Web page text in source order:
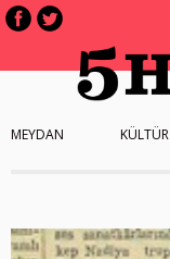
MEYDAN KÜLTÜR